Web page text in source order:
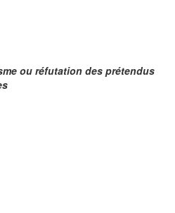
ou réfutation des prétendus